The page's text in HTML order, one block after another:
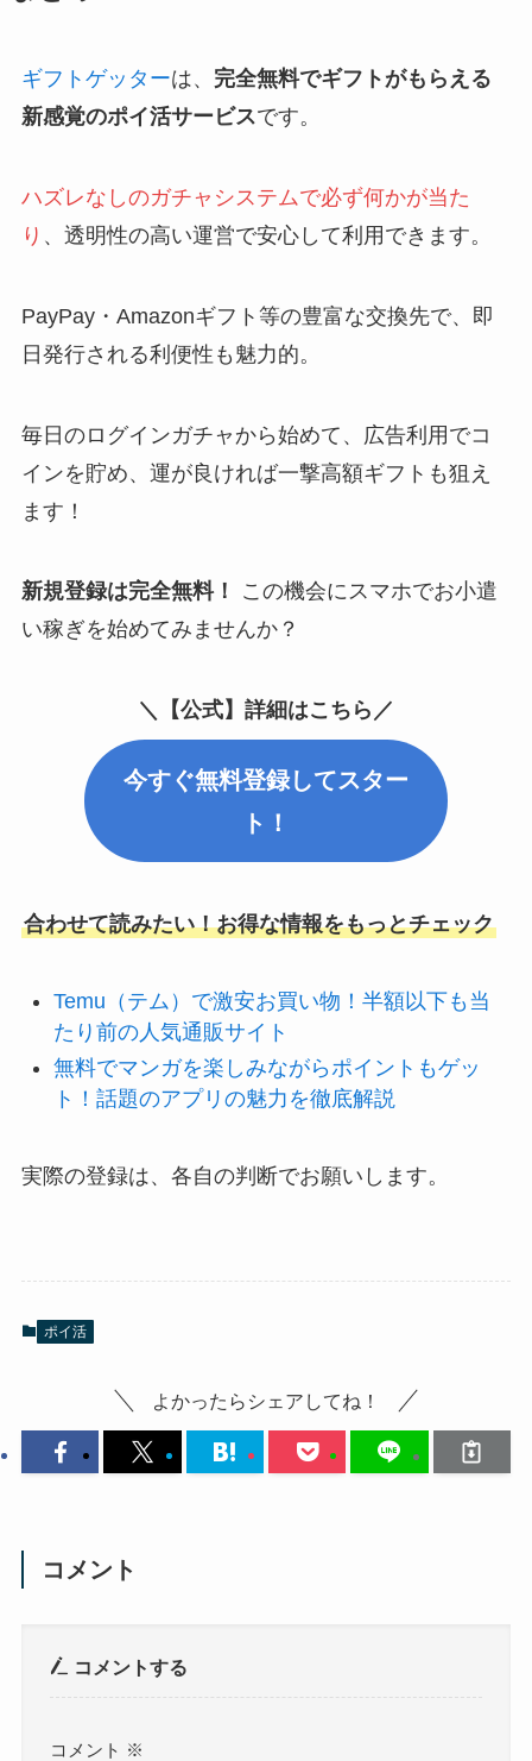
ギフトゲッターは、 完全無料でギフトがもらえる
新感覚のポイ活サービスです。
ハズレなしのガチャシステムで必ず何かが当た
り 、透明性の高い運営で安心して利用できます。
PayPay・Amazonギフト等の豊富な交換先で、即
日発行される利便性も魅力的。
毎日のログインガチャから始めて、広告利用でコ
インを貯め、運が良ければ一撃高額ギフトも狙え
ます！
新規登録は完全無料！
この機会にスマホでお小遣
い稼ぎを始めてみませんか？
＼【公式】詳細はこちら／
今すぐ無料登録してスター
ト！
合わせて読みたい！お得な情報をもっとチェック
Temu（テム）で激安お買い物！半額以下も当
たり前の人気通販サイト
無料でマンガを楽しみながらポイントもゲッ
ト！話題のアプリの魅力を徹底解説
実際の登録は、各自の判断でお願いします。
ポイ活
よかったらシェアしてね！
コメント
コメントする
コメント ※